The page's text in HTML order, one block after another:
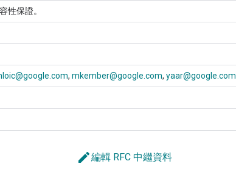
性保證。
mkember@google.com yaar@google.com
edit編輯 RFC 中繼資料